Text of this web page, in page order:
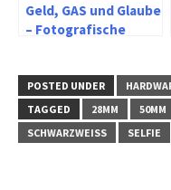
Geld, GAS und Glaube
– Fotografische
POSTED UNDER
TAGGED
28MM 50MM
SCHWARZWEISS
SELFIE